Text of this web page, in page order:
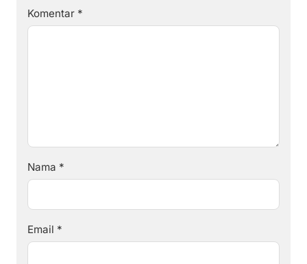
Komentar *
Nama *
Email *